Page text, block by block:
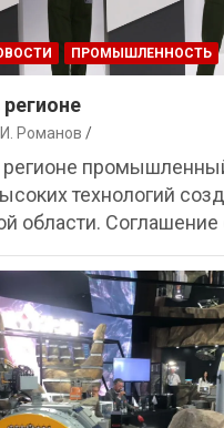
ПРОМЫШЛЕННОСТЬ
И. Романов
технологий
области.